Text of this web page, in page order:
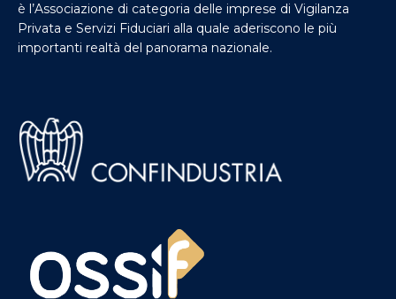
è l’Associazione di categoria delle imprese di Vigilanza
Privata e Servizi Fiduciari alla quale aderiscono le più
importanti realtà del panorama nazionale.